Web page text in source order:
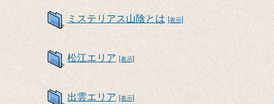
ミステリアス山陰とは [表示]
松江エリア [表示]
出雲エリア [表示]